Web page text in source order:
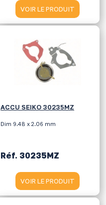
VOIR LE PRODUIT
ACCU SEIKO 30235MZ
Dim 9.48 x 2.06 mm
Réf. 30235MZ
VOIR LE PRODUIT